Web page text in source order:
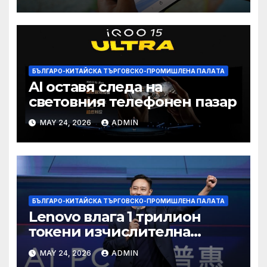
БЪЛГАРО-КИТАЙСКА ТЪРГОВСКО-ПРОМИШЛЕНА ПАЛAТА
AI оставя следа на
световния телефонен пазар
MAY 24, 2026 ADMIN
БЪЛГАРО-КИТАЙСКА ТЪРГОВСКО-ПРОМИШЛЕНА ПАЛAТА
Lenovo влага 1 трилион
токени изчислителна
мощност в AI екосистемата
MAY 24, 2026 ADMIN